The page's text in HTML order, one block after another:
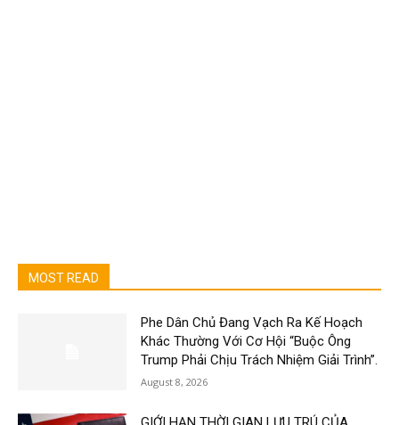
MOST READ
Phe Dân Chủ Đang Vạch Ra Kế Hoạch
Khác Thường Với Cơ Hội “Buộc Ông
Trump Phải Chịu Trách Nhiệm Giải Trình”.
August 8, 2026